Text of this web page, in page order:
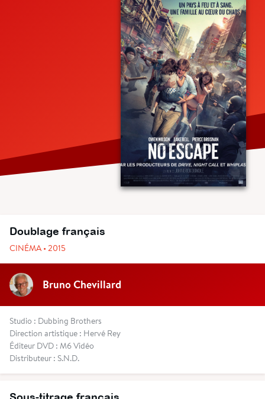
Doublage français
CINÉMA • 2015
Bruno Chevillard
Studio : Dubbing Brothers
Direction artistique : Hervé Rey
Éditeur DVD : M6 Vidéo
Distributeur : S.N.D.